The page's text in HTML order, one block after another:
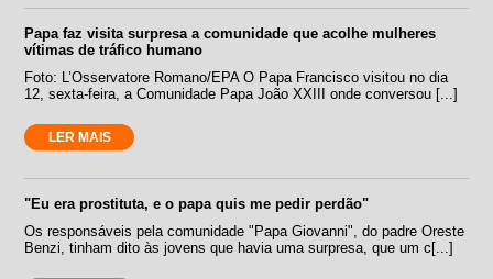
Papa faz visita surpresa a comunidade que acolhe mulheres
vítimas de tráfico humano
Foto: L’Osservatore Romano/EPA O Papa Francisco visitou no dia
12, sexta-feira, a Comunidade Papa João XXIII onde conversou [...]
LER MAIS
"Eu era prostituta, e o papa quis me pedir perdão"
Os responsáveis pela comunidade "Papa Giovanni", do padre Oreste
Benzi, tinham dito às jovens que havia uma surpresa, que um c[...]